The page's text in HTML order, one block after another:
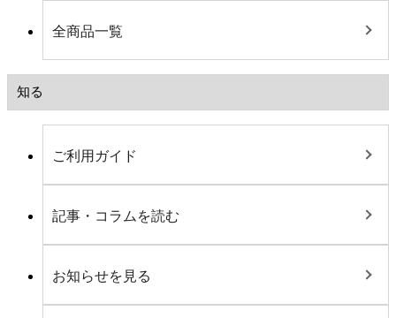
全商品一覧
知る
ご利用ガイド
記事・コラムを読む
お知らせを見る